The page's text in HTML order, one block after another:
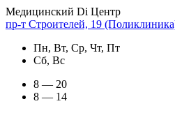
Медицинский Di Центр
пр-т Строителей, 19
Пн, Вт, Ср, Чт, Пт
Сб, Вс
8 — 20
8 — 14